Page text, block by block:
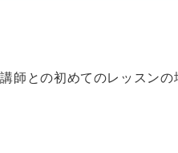
連絡先を交換したりするときのやり
師との初めてのレッスン